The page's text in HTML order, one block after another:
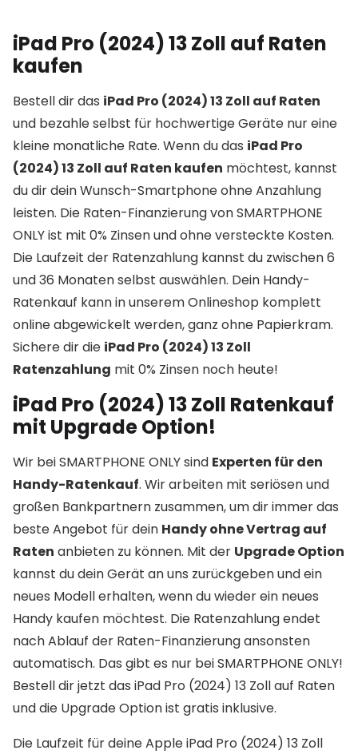
iPad Pro (2024) 13 Zoll auf Raten
kaufen
Bestell dir das iPad Pro (2024) 13 Zoll auf Raten
und bezahle selbst für hochwertige Geräte nur eine
kleine monatliche Rate. Wenn du das iPad Pro
(2024) 13 Zoll auf Raten kaufen möchtest, kannst
du dir dein Wunsch-Smartphone ohne Anzahlung
leisten. Die Raten-Finanzierung von SMARTPHONE
ONLY ist mit 0% Zinsen und ohne versteckte Kosten.
Die Laufzeit der Ratenzahlung kannst du zwischen 6
und 36 Monaten selbst auswählen. Dein Handy-
Ratenkauf kann in unserem Onlineshop komplett
online abgewickelt werden, ganz ohne Papierkram.
Sichere dir die iPad Pro (2024) 13 Zoll
Ratenzahlung mit 0% Zinsen noch heute!
iPad Pro (2024) 13 Zoll Ratenkauf
mit Upgrade Option!
Wir bei SMARTPHONE ONLY sind Experten für den
Handy-Ratenkauf. Wir arbeiten mit seriösen und
großen Bankpartnern zusammen, um dir immer das
beste Angebot für dein Handy ohne Vertrag auf
Raten anbieten zu können. Mit der Upgrade Option
kannst du dein Gerät an uns zurückgeben und ein
neues Modell erhalten, wenn du wieder ein neues
Handy kaufen möchtest. Die Ratenzahlung endet
nach Ablauf der Raten-Finanzierung ansonsten
automatisch. Das gibt es nur bei SMARTPHONE ONLY!
Bestell dir jetzt das iPad Pro (2024) 13 Zoll auf Raten
und die Upgrade Option ist gratis inklusive.
Die Laufzeit für deine Apple iPad Pro (2024) 13 Zoll